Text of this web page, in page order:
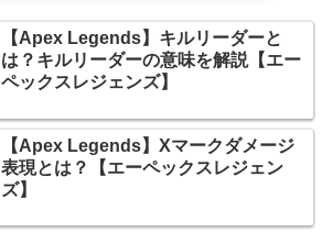
【Apex Legends】キルリーダーと
は？キルリーダーの意味を解説【エー
ペックスレジェンズ】
【Apex Legends】Xマークダメージ
表現とは？【エーペックスレジェン
ズ】